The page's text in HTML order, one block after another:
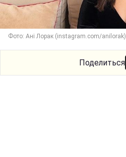
Фото: Ані Лорак (instagram.com/anilorak)
Поделиться